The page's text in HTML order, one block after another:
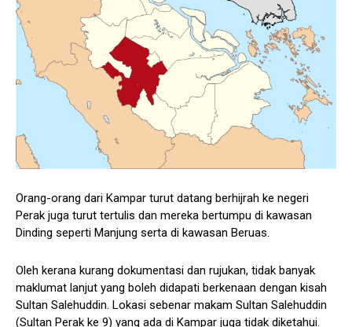
Orang-orang dari Kampar turut datang berhijrah ke negeri
Perak juga turut tertulis dan mereka bertumpu di kawasan
Dinding seperti Manjung serta di kawasan Beruas.
Oleh kerana kurang dokumentasi dan rujukan, tidak banyak
maklumat lanjut yang boleh didapati berkenaan dengan kisah
Sultan Salehuddin. Lokasi sebenar makam Sultan Salehuddin
(Sultan Perak ke 9) yang ada di Kampar juga tidak diketahui.